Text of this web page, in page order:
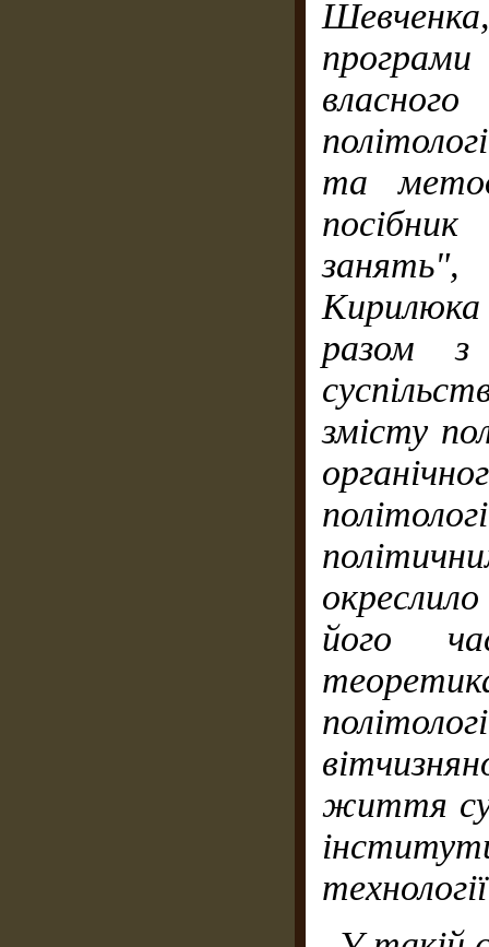
та
посібник
разомз
змісту
політич­
його
життя